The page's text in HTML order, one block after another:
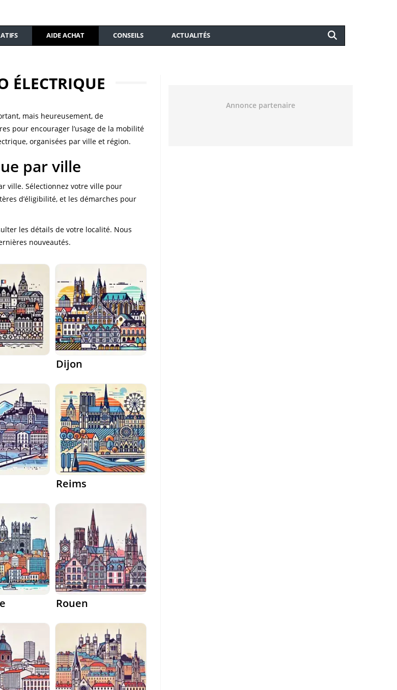
AIDE ACHAT CONSEILS ACTUALITÉS
ÉLECTRIQUE
mais heureusement, de
pour encourager l’usage de la mobilité
organisées par ville et région.
par ville
ville. Sélectionnez votre ville pour
d’éligibilité, et les démarches pour
les détails de votre localité. Nous
nouveautés.
Dijon
Reims
Rouen
Annonce partenaire